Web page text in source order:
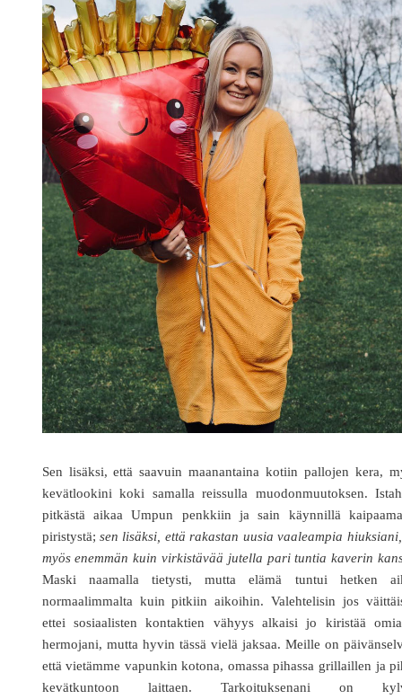
Sen lisäksi, että saavuin maanantaina kotiin pallojen kera,
kevätlookini koki samalla reissulla muodonmuutoksen.
pitkästä aikaa Umpun penkkiin ja sain käynnillä
piristystä;sen lisäksi, että rakastan uusia vaaleampia
myös enemmän kuin virkistävää jutella pari tuntia kaverin
Maski naamalla tietysti, mutta elämä tuntui hetken
normaalimmalta kuin pitkiin aikoihin. Valehtelisin jos
ettei sosiaalisten kontaktien vähyys alkaisi jo kiristää
hermojani, mutta hyvin tässä vielä jaksaa. Meille on
että vietämme vapunkin kotona, omassa pihassa grillaillen ja
kevätkuntoon laittaen. Tarkoituksenani on